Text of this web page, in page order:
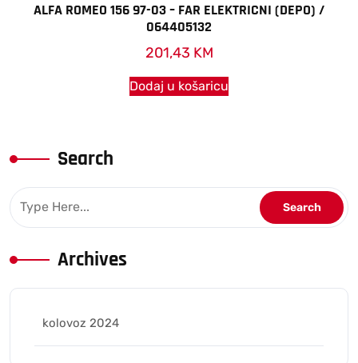
ALFA ROMEO 156 97-03 – FAR ELEKTRICNI (DEPO) /
064405132
201,43 KM
Dodaj u košaricu
Search
Archives
kolovoz 2024